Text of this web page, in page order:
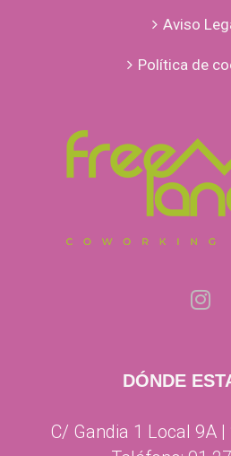
Aviso
Política de
DÓNDE
C/ Gandia 1 Local 9A |